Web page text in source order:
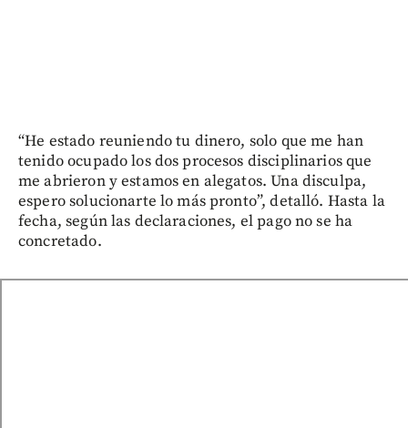
“He estado reuniendo tu dinero, solo que me han
tenido ocupado los dos procesos disciplinarios que
me abrieron y estamos en alegatos. Una disculpa,
espero solucionarte lo más pronto”, detalló. Hasta la
fecha, según las declaraciones, el pago no se ha
concretado.